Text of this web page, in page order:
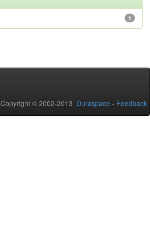
1
Copyright © 2002-2013 Duraspace - Feedback